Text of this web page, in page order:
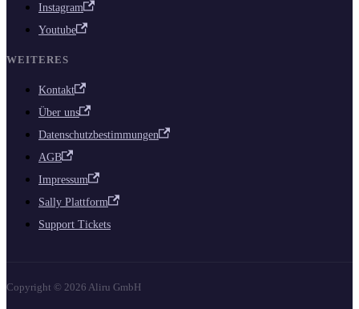
Instagram
Youtube
WEITERES
Kontakt
Über uns
Datenschutzbestimmungen
AGB
Impressum
Sally Plattform
Support Tickets
Copyright © 2026 Aliru GmbH